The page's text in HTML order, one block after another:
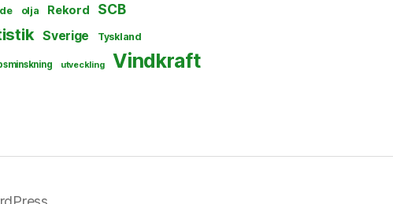
olja Rekord SCB
Sverige Tyskland
utveckling Vindkraft